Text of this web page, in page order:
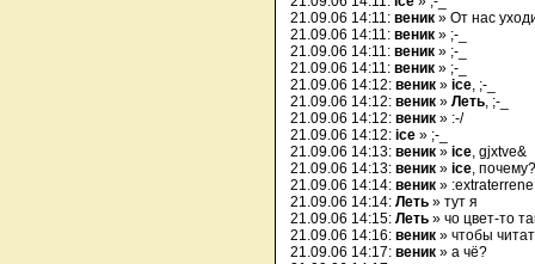
21.09.06 14:11: веник » От нас
21.09.06 14:11: веник » ;-_
21.09.06 14:11: веник » ;-_
21.09.06 14:11: веник » ;-_
21.09.06 14:12: веник » ice, ;-_
21.09.06 14:12: веник » Леть, ;-_
21.09.06 14:12: веник » :-/
21.09.06 14:12: ice » ;-_
21.09.06 14:13: веник » ice, gjxtve&
21.09.06 14:13: веник » ice, почему?
21.09.06 14:14: веник »
21.09.06 14:14: Леть » тут я
21.09.06 14:15: Леть » чо цвет-то
21.09.06 14:16: веник » чтобы
21.09.06 14:17: веник » а чё?